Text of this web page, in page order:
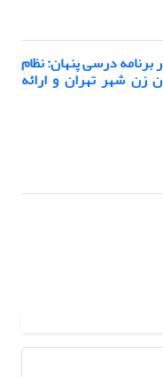
درسی پنهان: نظام
زن شهر تهران و ارائه